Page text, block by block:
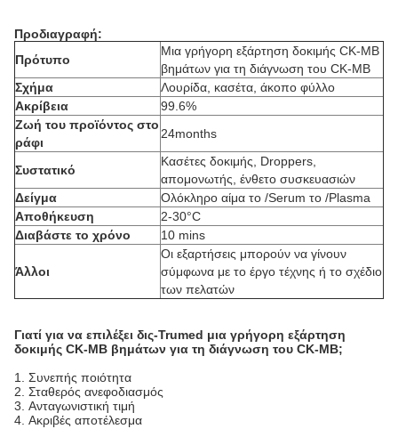
Προδιαγραφή:
Πρότυπο
Μια γρήγορη εξάρτηση δοκιμής CK-ΜΒ
βημάτων για τη διάγνωση του CK-ΜΒ
Σχήμα
Λουρίδα, κασέτα, άκοπο φύλλο
Ακρίβεια
99.6%
Ζωή του προϊόντος στο
ράφι
24months
Συστατικό
Κασέτες δοκιμής, Droppers,
απομονωτής, ένθετο συσκευασιών
Δείγμα
Ολόκληρο αίμα το /Serum το /Plasma
Αποθήκευση
2-30°C
Διαβάστε το χρόνο
10 mins
Άλλοι
Οι εξαρτήσεις μπορούν να γίνουν
σύμφωνα με το έργο τέχνης ή το σχέδιο
των πελατών
Γιατί για να επιλέξει δις-Trumed μια γρήγορη εξάρτηση
δοκιμής CK-ΜΒ βημάτων για τη διάγνωση του CK-ΜΒ;
1. Συνεπής ποιότητα
2. Σταθερός ανεφοδιασμός
3. Ανταγωνιστική τιμή
4. Ακριβές αποτέλεσμα